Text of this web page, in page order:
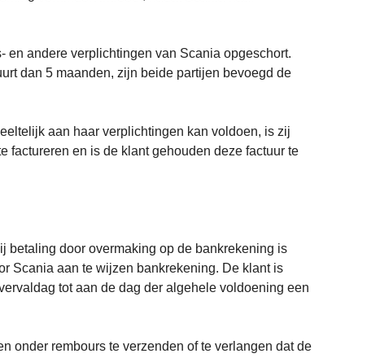
andere verplichtingen van Scania opgeschort.
dan 5 maanden, zijn beide partijen bevoegd de
aan haar verplichtingen kan voldoen, is zij
factureren en is de klant gehouden deze factuur te
betaling door overmaking op de bankrekening is
Scania aan te wijzen bankrekening. De klant is
tot aan de dag der algehele voldoening een
onder rembours te verzenden of te verlangen dat de